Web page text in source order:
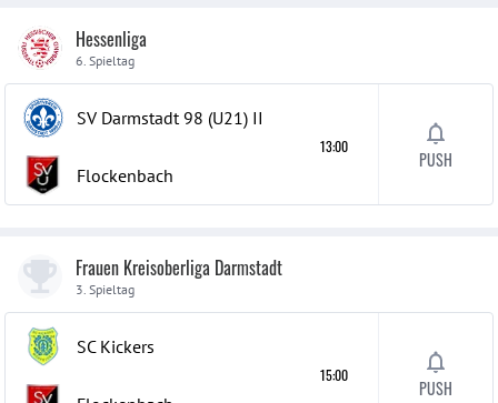
Hessenliga
6. Spieltag
SV Darmstadt 98 (U21) II
Flockenbach
13:00
PUSH
Frauen Kreisoberliga Darmstadt
3. Spieltag
SC Kickers
15:00
PUSH